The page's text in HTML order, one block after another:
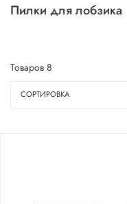
Пилки для лобзика
Товаров 8
СОРТИРОВКА